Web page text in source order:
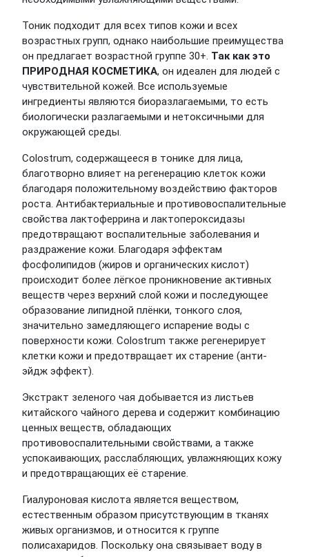
Тоник подходит для всех типов кожи и всех
возрастных групп, однако наибольшие преимущества
он предлагает возрастной группе 30+. Так как это
ПРИРОДНАЯ КОСМЕТИКА, он идеален для людей с
чувствительной кожей. Все используемые
ингредиенты являются биоразлагаемыми, то есть
биологически разлагаемыми и нетоксичными для
окружающей среды.
Colostrum, содержащееся в тонике для лица,
благотворно влияет на регенерацию клеток кожи
благодаря положительному воздействию факторов
роста. Антибактериальные и противовоспалительные
свойства лактоферрина и лактопероксидазы
предотвращают воспалительные заболевания и
раздражение кожи. Благодаря эффектам
фосфолипидов (жиров и органических кислот)
происходит более лёгкое проникновение активных
веществ через верхний слой кожи и последующее
образование липидной плёнки, тонкого слоя,
значительно замедляющего испарение воды с
поверхности кожи. Colostrum также регенерирует
клетки кожи и предотвращает их старение (анти-
эйдж эффект).
Экстракт зеленого чая добывается из листьев
китайского чайного дерева и содержит комбинацию
ценных веществ, обладающих
противовоспалительными свойствами, а также
успокаивающих, расслабляющих, увлажняющих кожу
и предотвращающих её старение.
Гиалуроновая кислота является веществом,
естественным образом присутствующим в тканях
живых организмов, и относится к группе
полисахаридов. Поскольку она связывает воду в